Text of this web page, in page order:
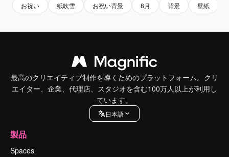
お祝い 紙吹雪 お祝い背景 8月 背景 壁紙
最高のクリエイティブ制作を導くためのプラットフォーム。クリ
エイター、企業、代理店、スタジオを含む100万人以上が利用し
ています。
日本語
製品
Spaces